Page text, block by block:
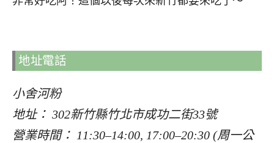
地址電話
小舍河粉
地址： 302新竹縣竹北市成功二街33號
營業時間： 11:30–14:00, 17:00–20:30 (周一公